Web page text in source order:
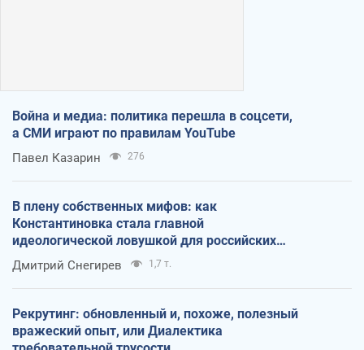
Война и медиа: политика перешла в соцсети,
а СМИ играют по правилам YouTube
Павел Казарин 276
В плену собственных мифов: как
Константиновка стала главной
идеологической ловушкой для российских
оккупантов
Дмитрий Снегирев 1,7 т.
Рекрутинг: обновленный и, похоже, полезный
вражеский опыт, или Диалектика